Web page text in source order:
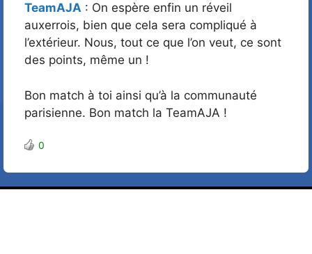
TeamAJA : On espère enfin un réveil
auxerrois, bien que cela sera compliqué à
l’extérieur. Nous, tout ce que l’on veut, ce sont
des points, même un !
Bon match à toi ainsi qu’à la communauté
parisienne. Bon match la TeamAJA !
0